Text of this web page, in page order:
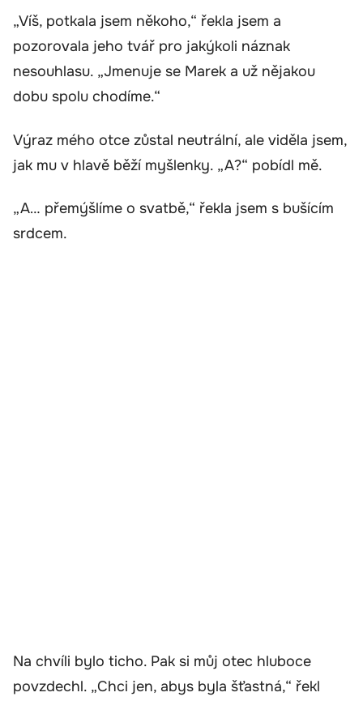
„Víš, potkala jsem někoho,“ řekla jsem a
pozorovala jeho tvář pro jakýkoli náznak
nesouhlasu. „Jmenuje se Marek a už nějakou
dobu spolu chodíme.“
Výraz mého otce zůstal neutrální, ale viděla jsem,
jak mu v hlavě běží myšlenky. „A?“ pobídl mě.
„A… přemýšlíme o svatbě,“ řekla jsem s bušícím
srdcem.
Na chvíli bylo ticho. Pak si můj otec hluboce
povzdechl. „Chci jen, abys byla šťastná,“ řekl